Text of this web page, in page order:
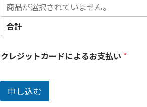
商品が選択されていません。
合計
クレジットカードによるお支払い *
申し込む